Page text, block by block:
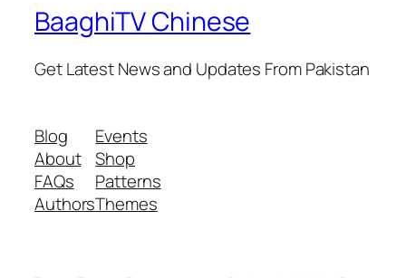
BaaghiTV Chinese
Get Latest News and Updates From Pakistan
Blog
About
FAQs
Authors
Events
Shop
Patterns
Themes